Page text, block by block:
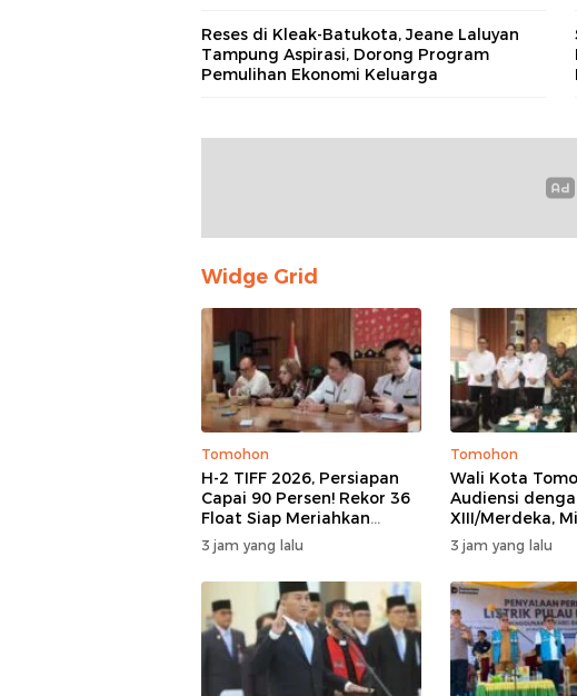
Reses di Kleak-Batukota, Jeane Laluyan
Tampung Aspirasi, Dorong Program
Pemulihan Ekonomi Keluarga
Widge Grid
Tomohon
H-2 TIFF 2026, Persiapan
Capai 90 Persen! Rekor 36
Float Siap Meriahkan
Parade Bunga, Kursi VIP
Ludes Terjual
3 jam yang lalu
Tomohon
Wali Kota
Audiensi
XIII/Merdeka,
Dukungan
untuk TIFF 2026
3 jam yang lalu